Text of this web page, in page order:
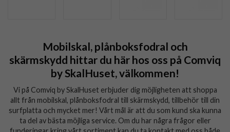
Mobilskal, plånboksfodral och
skärmskydd hittar du här hos oss på Comviq
by SkalHuset, välkommen!
Vi på Comviq by SkalHuset erbjuder dig möjligheten att shoppa
allt från mobilskal, plånboksfodral till skärmskydd, tillbehör till din
surfplatta och mycket mer! Vårt mål är att du som kund ska kunna
ta del av bästa möjliga service. Om du har några frågor eller